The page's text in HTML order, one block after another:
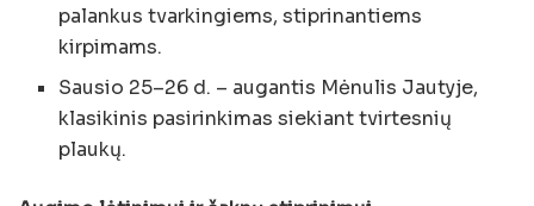
palankus tvarkingiems, stiprinantiems
kirpimams.
Sausio 25–26 d. – augantis Mėnulis Jautyje,
klasikinis pasirinkimas siekiant tvirtesnių
plaukų.